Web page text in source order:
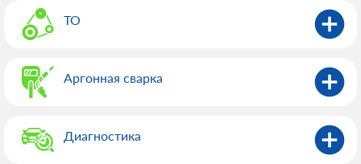
ТО
Аргонная сварка
Диагностика